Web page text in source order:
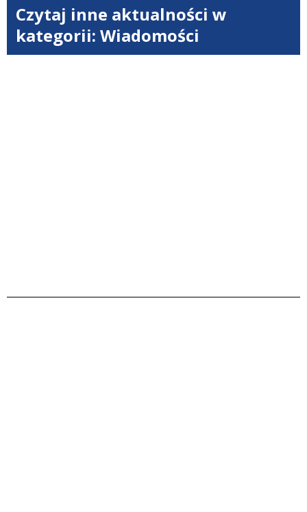
Czytaj inne aktualności w
kategorii: Wiadomości